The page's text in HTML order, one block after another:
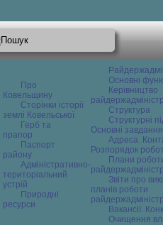
Про
Ковельщину
Сторінки історії
землі Ковельської
Герб та
прапор
Паспорт
району
Адміністративно-
територіальний
устрій
Природні
ресурси
Основні
Керівництво
Структура
Структурні
Основні завдання
Адреса.
Розпорядок
Плани
Звіти про
планів роботи
Вакансії.
Очищення